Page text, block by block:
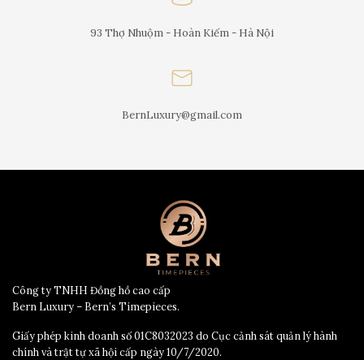
93 Thợ Nhuộm - Hoàn Kiếm - Hà Nội
BernLuxury@gmail.com
Công ty TNHH Đồng hồ cao cấp
Bern Luxury – Bern’s Timepieces.
Giấy phép kinh doanh số 01C8032023 do Cục cảnh sát quản lý hành
chính và trật tự xã hội cấp ngày 10/7/2020.